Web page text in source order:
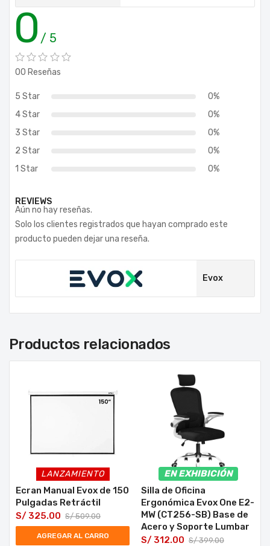
0 / 5
00 Reseñas
5 Star
0%
4 Star
0%
3 Star
0%
2 Star
0%
1 Star
0%
REVIEWS
Aún no hay reseñas.
Solo los clientes registrados que hayan comprado este
producto pueden dejar una reseña.
Evox
Productos relacionados
LANZAMIENTO
Ecran Manual Evox de 150
Pulgadas Retráctil
S/509.00
S/ 325.00
AGREGAR AL CARRO
EN EXHIBICIÓN
Silla de Oficina
Ergonómica Evox One E2-
MW (CT256-SB) Base de
Acero y Soporte Lumbar
S/399.00
S/ 312.00